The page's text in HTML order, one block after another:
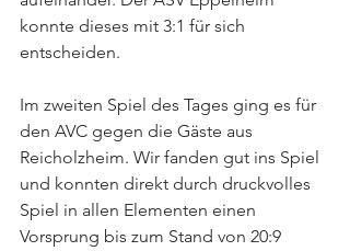
konnte dieses mit 3:1 für sich
entscheiden.
Im zweiten Spiel des Tages ging es für
den AVC gegen die Gäste aus
Reicholzheim. Wir fanden gut ins Spiel
und konnten direkt durch druckvolles
Spiel in allen Elementen einen
Vorsprung bis zum Stand von 20:9